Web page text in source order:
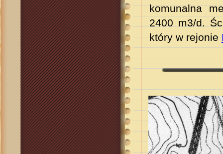
komunalna
2400 m3/d.
który w rejonie